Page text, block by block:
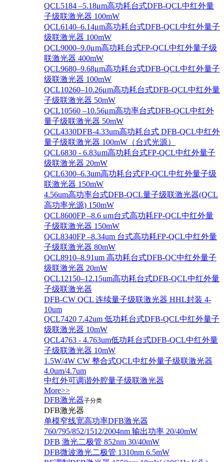
QCL5184 –5.18μm高功耗台式DFB-QCL中红外量
子级联激光器 100mW
QCL6140–6.14μm高功耗台式DFB-QCL中红外量子
级联激光器 100mW
QCL9000–9.0μm高功耗台式FP-QCL中红外量子级
联激光器 400mW
QCL9680–9.68μm高功耗台式DFB-QCL中红外量子
级联激光器 100mW
QCL10260–10.26μm高功耗台式DFB-QCL中红外量
子级联激光器 50mW
QCL10560 –10.56μm高功率台式DFB-QCL中红外
量子级联激光器 50mW
QCL4330DFB-4.33um高功耗台式 DFB-QCL中红外
量子级联激光器 100mW（台式光源）
QCL6830 - 6.83μm高功耗台式FP-QCL中红外量子
级联激光器 20mW
QCL6300–6.3um高功耗台式FP-QCL中红外量子级
联激光器 150mW
4.56um高功率台式DFB-QCL量子级联激光器(QCL
高功率光源) 150mW
QCL8600FP –8.6 μm台式高功耗FP-QCL中红外量
子级联激光器 150mW
QCL8340FP –8.34um 台式高功耗FP-QCL中红外量
子级联激光器 80mW
QCL8910–8.91um 高功耗台式DFB-QC中红外量子
级联激光器 20mW
QCL12150–12.15um高功耗台式DFB-QCL中红外量
子级联激光器
DFB-CW QCL 连续量子级联激光器 HHL封装 4-
10um
QCL7420 7.42um 低功耗台式DFB-QCL中红外量子
级联激光器 10mW
QCL4763 - 4.763um低功耗台式DFB-QCL中红外量
子级联激光器 10mW
1.5W/4W CW 整合式QCL中红外量子级联激光器
4.0um/4.7um
中红外可调谐外腔量子级联激光器
More>>
DFB激光器子分类
DFB激光器
单模窄线宽高功率DFB激光器
760/795/852/1512/2004nm 输出功率 20/40mW
DFB 激光二极管 852nm 30/40mW
DFB微波激光二极管 1310nm 6.5mW